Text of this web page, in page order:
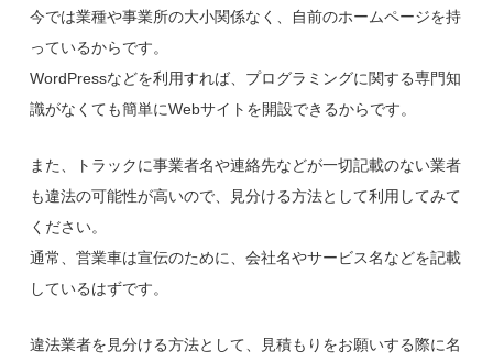
今では業種や事業所の大小関係なく、自前のホームページを持
っているからです。
WordPressなどを利用すれば、プログラミングに関する専門知
識がなくても簡単にWebサイトを開設できるからです。
また、トラックに事業者名や連絡先などが一切記載のない業者
も違法の可能性が高いので、見分ける方法として利用してみて
ください。
通常、営業車は宣伝のために、会社名やサービス名などを記載
しているはずです。
違法業者を見分ける方法として、見積もりをお願いする際に名